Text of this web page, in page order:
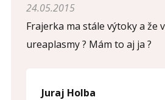
24.05.2015
Frajerka ma stále výtoky a že
ureaplasmy ? Mám to aj ja ?
Juraj Holba